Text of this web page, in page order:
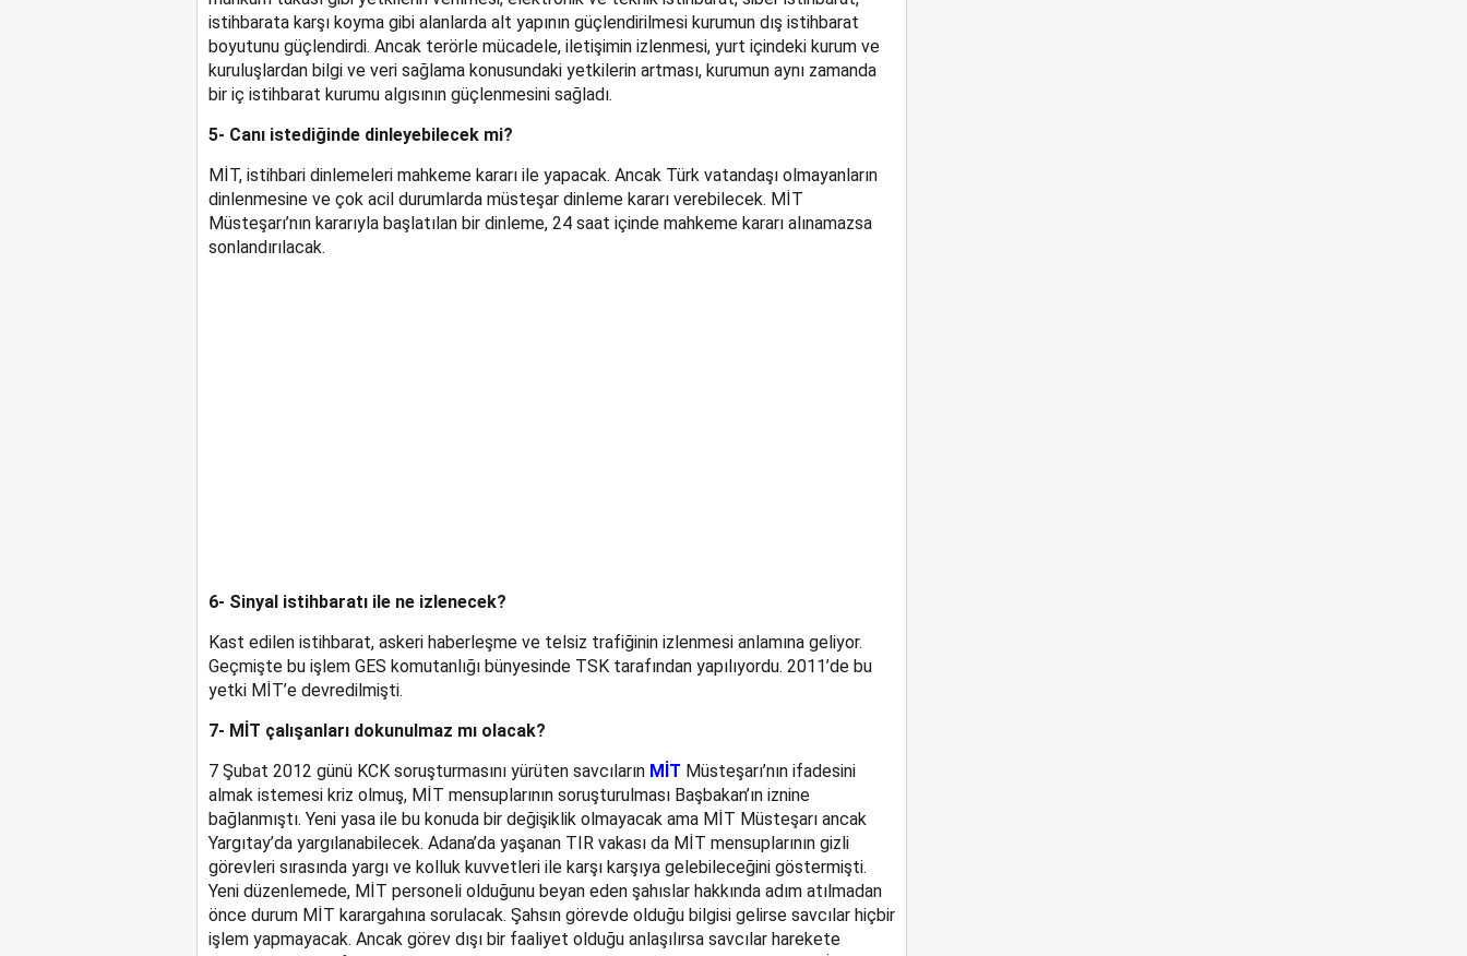
istihbarata karşı koyma gibi alanlarda alt yapının güçlendirilmesi kurumun dış istihbarat
boyutunu güçlendirdi. Ancak terörle mücadele, iletişimin izlenmesi, yurt içindeki kurum ve
kuruluşlardan bilgi ve veri sağlama konusundaki yetkilerin artması, kurumun aynı zamanda
bir iç istihbarat kurumu algısının güçlenmesini sağladı.
5- Canı istediğinde dinleyebilecek mi?
MİT, istihbari dinlemeleri mahkeme kararı ile yapacak. Ancak Türk vatandaşı olmayanların
dinlenmesine ve çok acil durumlarda müsteşar dinleme kararı verebilecek. MİT
Müsteşarı’nın kararıyla başlatılan bir dinleme, 24 saat içinde mahkeme kararı alınamazsa
sonlandırılacak.
6- Sinyal istihbaratı ile ne izlenecek?
Kast edilen istihbarat, askeri haberleşme ve telsiz trafiğinin izlenmesi anlamına geliyor.
Geçmişte bu işlem GES komutanlığı bünyesinde TSK tarafından yapılıyordu. 2011’de bu
yetki MİT’e devredilmişti.
7- MİT çalışanları dokunulmaz mı olacak?
7 Şubat 2012 günü KCK soruşturmasını yürüten savcıların MİT Müsteşarı’nın ifadesini
almak istemesi kriz olmuş, MİT mensuplarının soruşturulması Başbakan’ın iznine
bağlanmıştı. Yeni yasa ile bu konuda bir değişiklik olmayacak ama MİT Müsteşarı ancak
Yargıtay’da yargılanabilecek. Adana’da yaşanan TIR vakası da MİT mensuplarının gizli
görevleri sırasında yargı ve kolluk kuvvetleri ile karşı karşıya gelebileceğini göstermişti.
Yeni düzenlemede, MİT personeli olduğunu beyan eden şahıslar hakkında adım atılmadan
önce durum MİT karargahına sorulacak. Şahsın görevde olduğu bilgisi gelirse savcılar hiçbir
işlem yapmayacak. Ancak görev dışı bir faaliyet olduğu anlaşılırsa savcılar harekete